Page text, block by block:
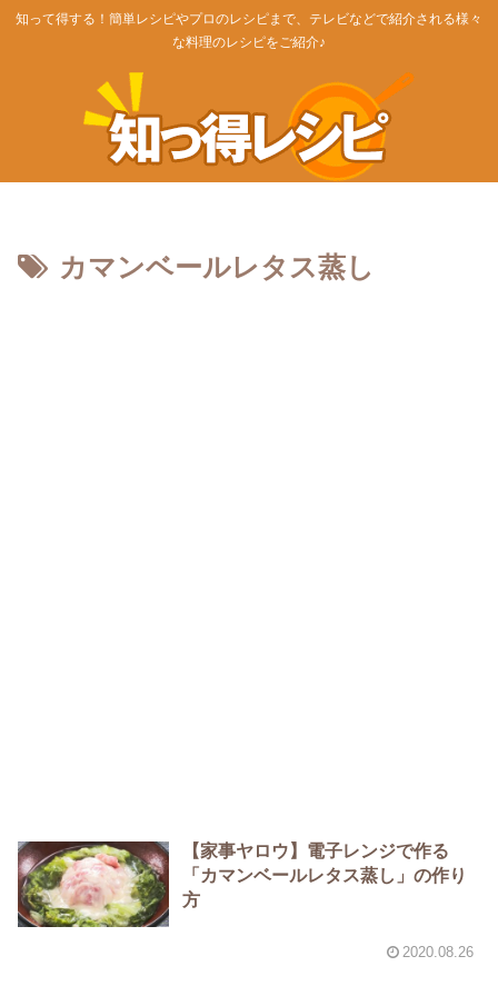
知って得する！簡単レシピやプロのレシピまで、テレビなどで紹介される様々
な料理のレシピをご紹介♪
カマンベールレタス蒸し
【家事ヤロウ】電子レンジで作る
「カマンベールレタス蒸し」の作り
方
2020.08.26